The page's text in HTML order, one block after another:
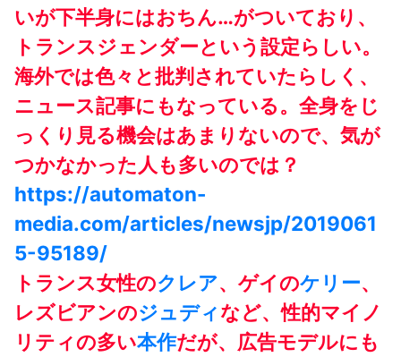
いが下半身にはおちん…がついており、
トランスジェンダーという設定らしい。
海外では色々と批判されていたらしく、
ニュース記事にもなっている。全身をじ
っくり見る機会はあまりないので、気が
つかなかった人も多いのでは？
https://automaton-
media.com/articles/newsjp/2019061
5-95189/
トランス女性のクレア、ゲイのケリー、
レズビアンのジュディなど、性的マイノ
リティの多い本作だが、広告モデルにも